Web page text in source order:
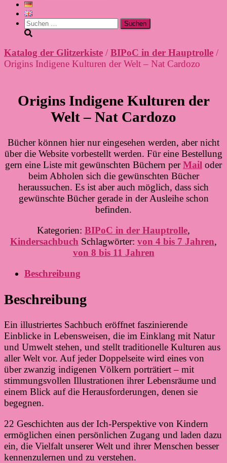
Suchen
nach:
Katalog der Glitzerkiste / BIPoC in der Hauptrolle /
Origins Indigene Kulturen der Welt – Nat Cardozo
Origins Indigene Kulturen der
Welt – Nat Cardozo
Bücher können hier nur eingesehen werden, aber nicht
über die Website vorbestellt werden. Für eine Bestellung
gern eine Liste mit gewünschten Büchern perMail oder
beim Abholen sich die gewünschten Bücher
heraussuchen. Es ist aber auch möglich, dass sich
gewünschte Bücher gerade in der Ausleihe schon
befinden.
Kategorien: BIPoC in der Hauptrolle,
Kindersachbuch Schlagwörter: von 4 bis 7 Jahren,
von 8 bis 11 Jahren
Beschreibung
Beschreibung
Ein illustriertes Sachbuch eröffnet faszinierende
Einblicke in Lebensweisen, die im Einklang mit Natur
und Umwelt stehen, und stellt traditionelle Kulturen aus
aller Welt vor. Auf jeder Doppelseite wird eines von
über zwanzig indigenen Völkern porträtiert – mit
stimmungsvollen Illustrationen ihrer Lebensräume und
einem Blick auf die Herausforderungen, denen sie
begegnen.
22 Geschichten aus der Ich-Perspektive von Kindern
ermöglichen einen persönlichen Zugang und laden dazu
ein, die Vielfalt unserer Welt und ihrer Menschen besser
kennenzulernen und zu verstehen.